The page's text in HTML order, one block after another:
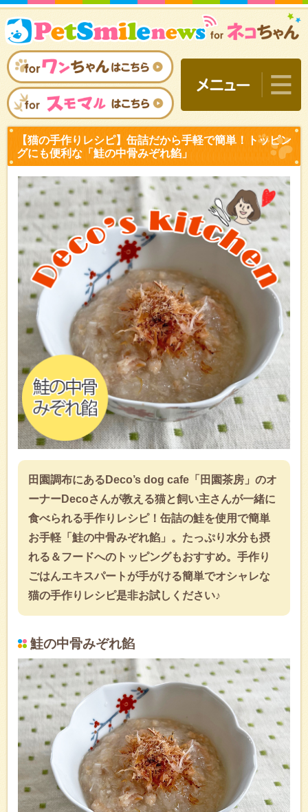
【猫の手作りレシピ】缶詰
グにも便利な「鮭の中骨み
田園調布にあるDeco’s dog cafe「田園茶房」のオ
ーナーDecoさんが教える猫と飼い主さんが一緒に
食べられる手作りレシピ！缶詰の鮭を使用で簡単
お手軽「鮭の中骨みぞれ餡」。たっぷり水分も摂
れる＆フードへのトッピングもおすすめ。手作り
ごはんエキスパートが手がける簡単でオシャレな
猫の手作りレシピ是非お試しください♪
鮭の中骨みぞれ餡